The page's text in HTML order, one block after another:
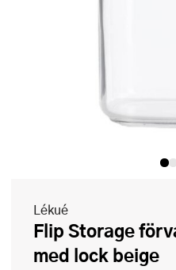
Lékué
Flip Storage förvaringsburk M
med lock beige